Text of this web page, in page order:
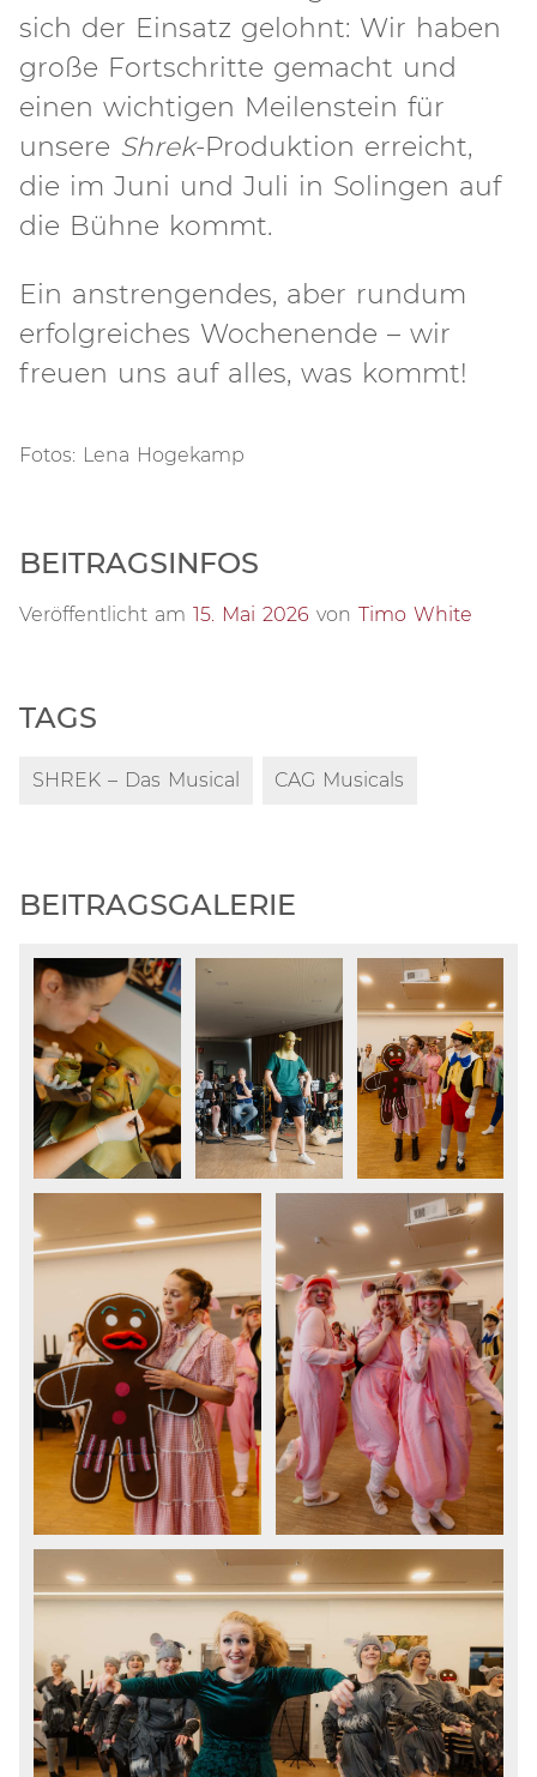
sich der Einsatz gelohnt: Wir haben
große Fortschritte gemacht und
einen wichtigen Meilenstein für
unsere Shrek-Produktion erreicht,
die im Juni und Juli in Solingen auf
die Bühne kommt.
Ein anstrengendes, aber rundum
erfolgreiches Wochenende – wir
freuen uns auf alles, was kommt!
Fotos: Lena Hogekamp
BEITRAGSINFOS
Veröffentlicht am 15. Mai 2026 von Timo White
TAGS
SHREK – Das Musical CAG Musicals
BEITRAGSGALERIE